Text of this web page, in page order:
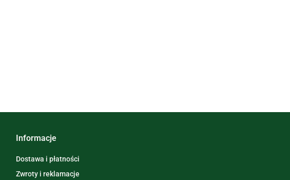
Informacje
Dostawa i płatności
Zwroty i reklamacje